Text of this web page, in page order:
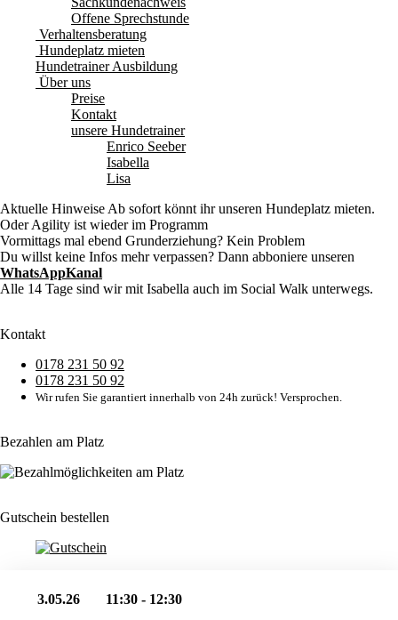
Offene Sprechstunde
Verhaltensberatung
Hundeplatz mieten
Hundetrainer Ausbildung
Über uns
Preise
Kontakt
unsere Hundetrainer
Enrico Seeber
Isabella
Lisa
Aktuelle Hinweise Ab sofort könnt ihr unseren Hundeplatz mieten.
Oder Agility ist wieder im Programm
Vormittags mal ebend Grunderziehung? Kein Problem
Du willst keine Infos mehr verpassen? Dann abboniere unseren
WhatsAppKanal
Alle 14 Tage sind wir mit Isabella auch im Social Walk unterwegs.
Kontakt
0178 231 50 92
0178 231 50 92
Wir rufen Sie garantiert innerhalb von 24h zurück! Versprochen.
Bezahlen am Platz
Gutschein bestellen
3.05.26 11:30 - 12:30